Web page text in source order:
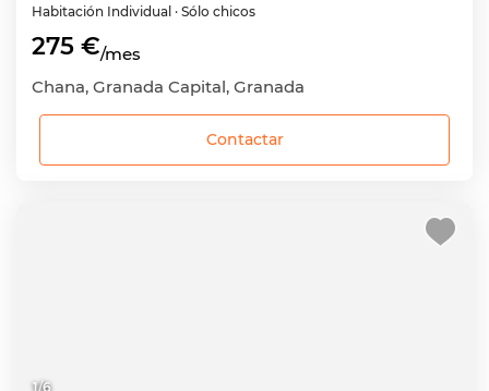
Habitación Individual · Sólo chicos
275 €/mes
Chana, Granada Capital, Granada
Contactar
1/6